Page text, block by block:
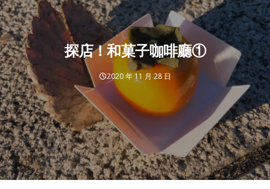
探店！和菓子咖啡廳①
2020 年 11 月 28 日